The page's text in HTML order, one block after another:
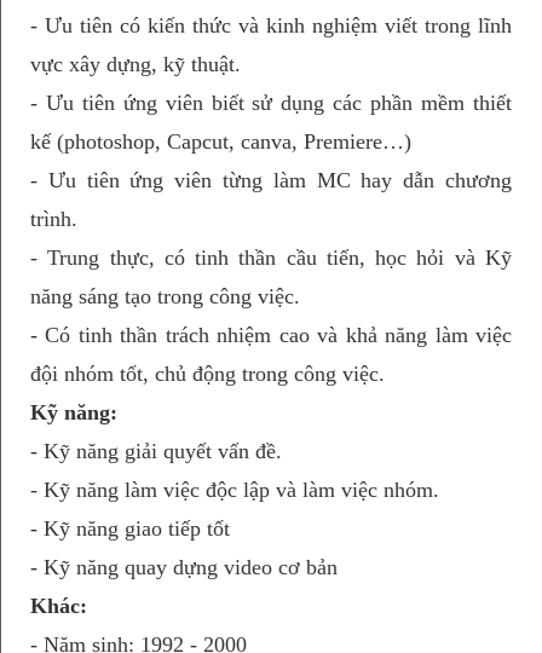
- Ưu tiên có kiến thức và kinh nghiệm viết trong lĩnh
vực xây dựng, kỹ thuật.
- Ưu tiên ứng viên biết sử dụng các phần mềm thiết
kế (photoshop, Capcut, canva, Premiere…)
- Ưu tiên ứng viên từng làm MC hay dẫn chương
trình.
- Trung thực, có tinh thần cầu tiến, học hỏi và Kỹ
năng sáng tạo trong công việc.
- Có tinh thần trách nhiệm cao và khả năng làm việc
đội nhóm tốt, chủ động trong công việc.
Kỹ năng:
- Kỹ năng giải quyết vấn đề.
- Kỹ năng làm việc độc lập và làm việc nhóm.
- Kỹ năng giao tiếp tốt
- Kỹ năng quay dựng video cơ bản
Khác:
- Năm sinh: 1992 - 2000